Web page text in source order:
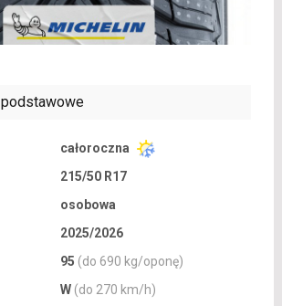
podstawowe
całoroczna
215/50 R17
osobowa
2025/2026
95 (do 690 kg/oponę)
W (do 270 km/h)